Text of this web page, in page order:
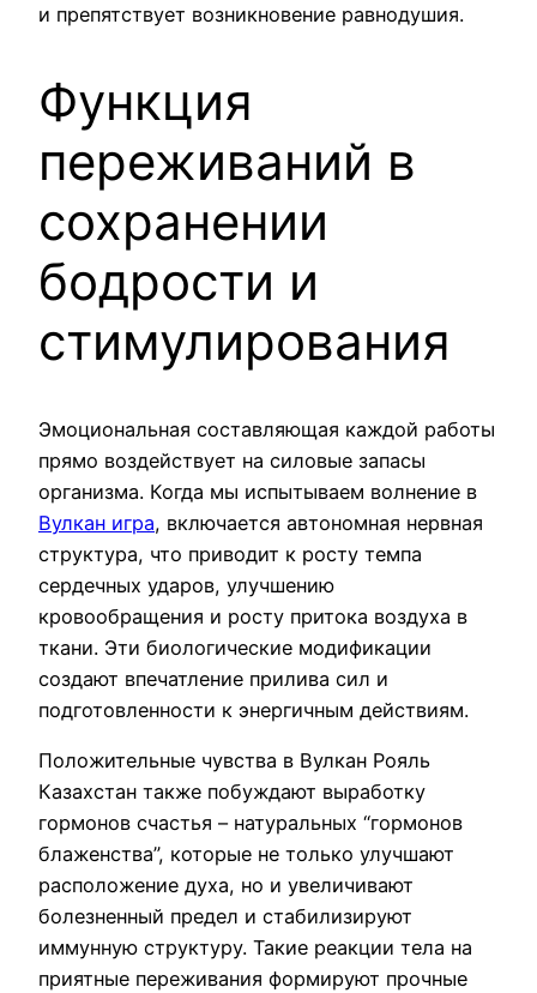
и препятствует возникновение равнодушия.
Функция
переживаний в
сохранении
бодрости и
стимулирования
Эмоциональная составляющая каждой работы
прямо воздействует на силовые запасы
организма. Когда мы испытываем волнение в
Вулкан игра, включается автономная нервная
структура, что приводит к росту темпа
сердечных ударов, улучшению
кровообращения и росту притока воздуха в
ткани. Эти биологические модификации
создают впечатление прилива сил и
подготовленности к энергичным действиям.
Положительные чувства в Вулкан Рояль
Казахстан также побуждают выработку
гормонов счастья – натуральных “гормонов
блаженства”, которые не только улучшают
расположение духа, но и увеличивают
болезненный предел и стабилизируют
иммунную структуру. Такие реакции тела на
приятные переживания формируют прочные